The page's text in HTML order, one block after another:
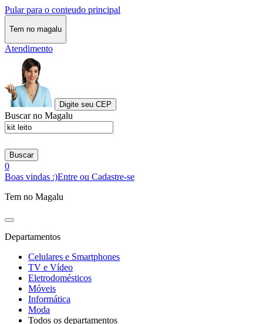
Pular para o conteudo principal
Tem no magalu
Atendimento
Digite seu CEP
Buscar no Magalu
Buscar
0
Boas vindas :)Entre ou Cadastre-se
Tem no Magalu
Departamentos
Celulares e Smartphones
TV e Vídeo
Eletrodomésticos
Móveis
Informática
Moda
Todos os departamentos